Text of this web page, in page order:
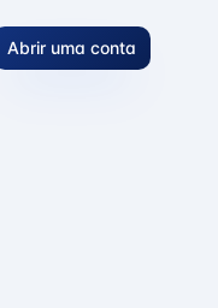
Abrir uma conta